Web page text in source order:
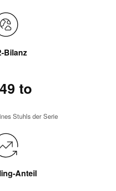
Bilanz
to
Stuhls der Serie
Anteil